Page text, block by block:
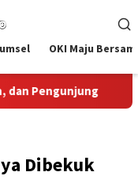
OKI Maju
Aspirasi Santun
Dibekuk